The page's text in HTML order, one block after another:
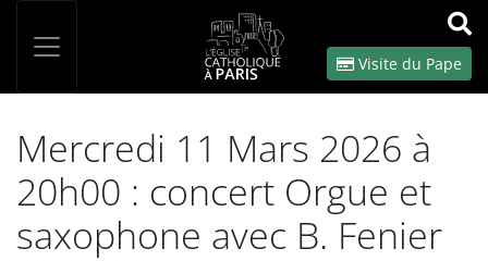
OK
Visite du Pape
Mercredi 11 Mars 2026 à
20h00 : concert Orgue et
saxophone avec B. Fenier
Panneau de gestion des cookies